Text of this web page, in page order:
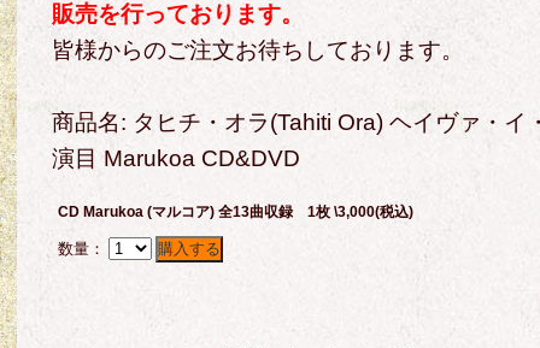
販売を行っております。
皆様からのご注文お待ちしております。
商品名: タヒチ・オラ(Tahiti Ora) ヘイヴァ・イ
演目 Marukoa CD&DVD
CD Marukoa (マルコア) 全13曲収録 1枚 \3,000(税込)
数量：